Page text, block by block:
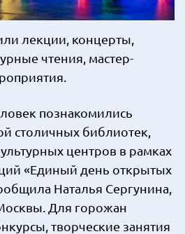
лекции, концерты,
чтения, мастер-
познакомились
столичных библиотек,
центров в рамках
«Единый день открытых
Наталья Сергунина,
Для горожан
творческие занятия